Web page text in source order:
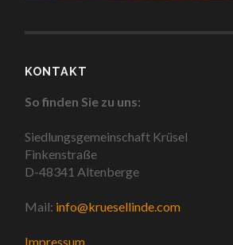
KONTAKT
So finden Sie zu uns:
Siedlungsgemeinschaft Krüsel
Finkenstraße
D-48341 Altenberge
Mail: info@kruesellinde.com
Impressum